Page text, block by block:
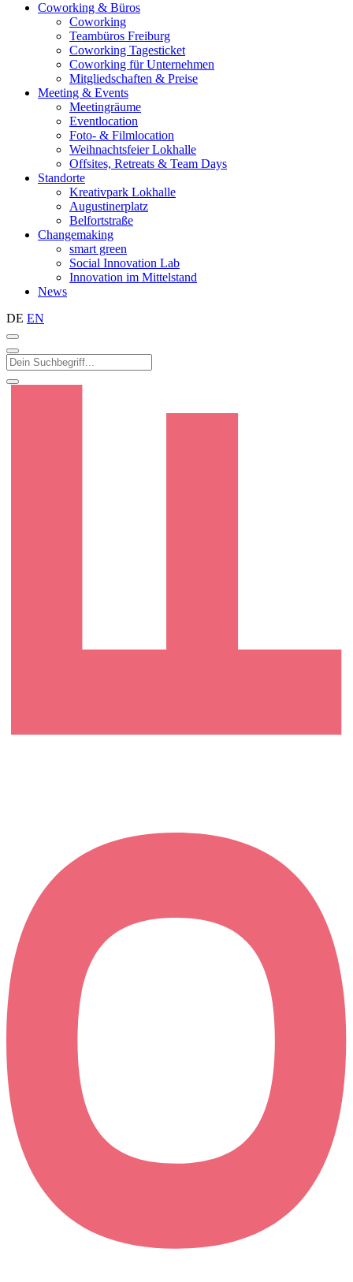
Coworking & Büros
Coworking
Teambüros Freiburg
Coworking Tagesticket
Coworking für Unternehmen
Mitgliedschaften & Preise
Meeting & Events
Meetingräume
Eventlocation
Foto- & Filmlocation
Weihnachtsfeier Lokhalle
Offsites, Retreats & Team Days
Standorte
Kreativpark Lokhalle
Augustinerplatz
Belfortstraße
Changemaking
smart green
Social Innovation Lab
Innovation im Mittelstand
News
DE EN